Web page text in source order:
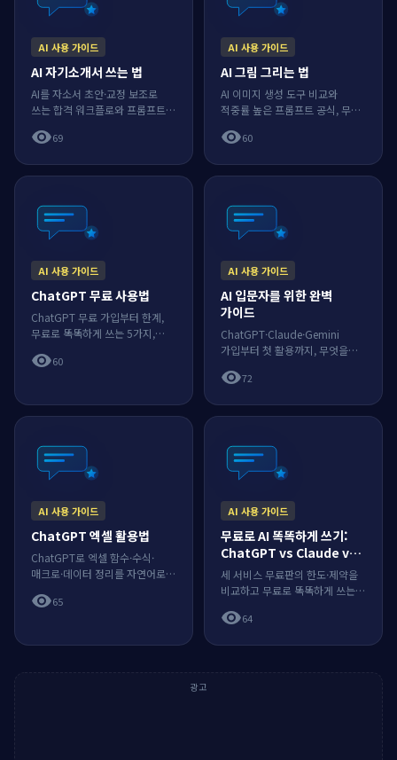
AI 사용 가이드
AI 자기소개서 쓰는 법
AI를 자소서 초안·교정 보조로
쓰는 합격 워크플로와 프롬프트,
visibility69
AI 사용 가이드
AI 그림 그리는 법
AI 이미지 생성 도구 비교와
적중률 높은 프롬프트 공식, 무료
visibility60
AI 사용 가이드
ChatGPT 무료 사용법
ChatGPT 무료 가입부터 한계,
무료로 똑똑하게 쓰는 5가지,
visibility60
AI 사용 가이드
AI 입문자를 위한 완벽
가이드
ChatGPT·Claude·Gemini
가입부터 첫 활용까지, 무엇을
안내합니다.
visibility72
AI 사용 가이드
ChatGPT 엑셀 활용법
ChatGPT로 엑셀 함수·수식·
매크로·데이터 정리를 자연어로
visibility65
AI 사용 가이드
무료로 AI 똑똑하게 쓰기:
ChatGPT vs Claude vs
Gemini 무료판
세 서비스 무료판의 한도·제약을
비교하고 무료로 똑똑하게 쓰는
visibility64
광고